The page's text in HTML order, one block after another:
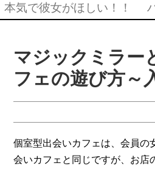
本気で彼女がほしい！！
マジックミラー
フェの遊び方～
個室型出会いカフェは、会員の
会いカフェと同じですが、お店